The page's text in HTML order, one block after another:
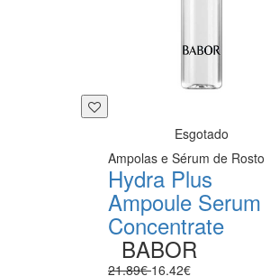
Esgotado
Ampolas e Sérum de Rosto
Hydra Plus
Ampoule Serum
Concentrate
BABOR
21.89€16.42€